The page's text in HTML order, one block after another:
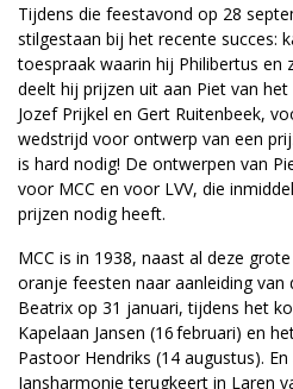
Tijdens die feestavond op 28
stilgestaan bij het recente succes:
toespraak waarin hij Philibertus en
deelt hij prijzen uit aan Piet van
Jozef Prijkel en Gert Ruitenbeek,
wedstrijd voor ontwerp van een
is hard nodig! De ontwerpen van
voor MCC en voor LVV, die
prijzen nodig heeft.
MCC is in 1938, naast al deze
oranje feesten naar aanleiding van
Beatrix op 31 januari, tijdens het
Kapelaan Jansen (16 februari) en
Pastoor Hendriks (14 augustus).
Jansharmonie terugkeert in Laren